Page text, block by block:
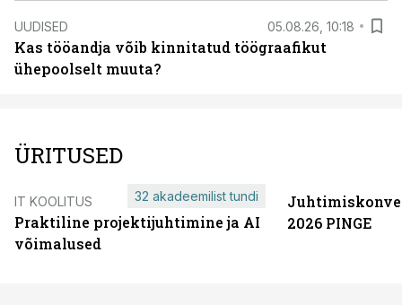
UUDISED 05.08.26, 10:18
Kas tööandja võib kinnitatud töögraafikut
ühepoolselt muuta?
ÜRITUSED
IT KOOLITUS
Praktiline projektijuhtimine ja AI
võimalused
32 akadeemilist tundi
2026 PINGE